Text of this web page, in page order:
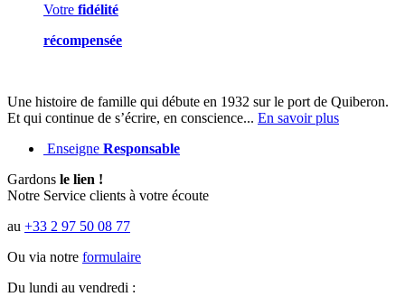
Votre fidélité
récompensée
Une histoire de famille qui débute en 1932 sur le port de Quiberon.
Et qui continue de s’écrire, en conscience... En savoir plus
Enseigne Responsable
Gardons le lien !
Notre Service clients à votre écoute
au +33 2 97 50 08 77
Ou via notre formulaire
Du lundi au vendredi :